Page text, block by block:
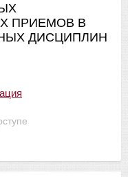
ПРИЕМОВ В
ДИСЦИПЛИН